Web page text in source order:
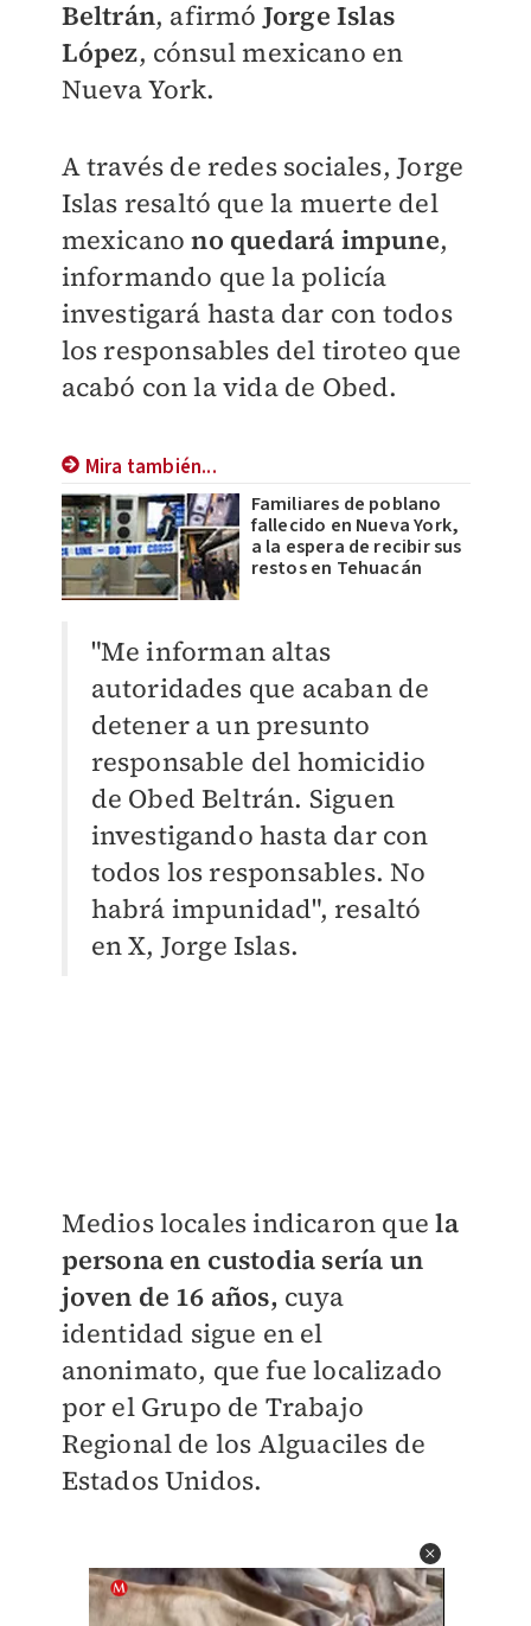
Beltrán, afirmó Jorge Islas
López, cónsul mexicano en
Nueva York.
A través de redes sociales, Jorge
Islas resaltó que la muerte del
mexicanono quedará impune,
informando que la policía
investigará hasta dar con todos
los responsables del tiroteo que
acabó con la vida de Obed.
Mira también...
Familiares de poblano
fallecido en Nueva York,
a la espera de recibir sus
restos en Tehuacán
"Me informan altas
autoridades que acaban de
detener a un presunto
responsable del homicidio
de Obed Beltrán. Siguen
investigando hasta dar con
todos los responsables. No
habrá impunidad", resaltó
en X, Jorge Islas.
Medios locales indicaron que la
persona en custodia sería un
joven de 16 años, cuya
identidad sigue en el
anonimato, que fue localizado
por el Grupo de Trabajo
Regional de los Alguaciles de
Estados Unidos.